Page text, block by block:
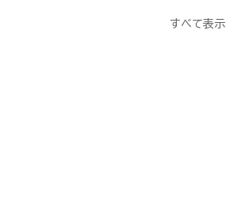
すべて表示